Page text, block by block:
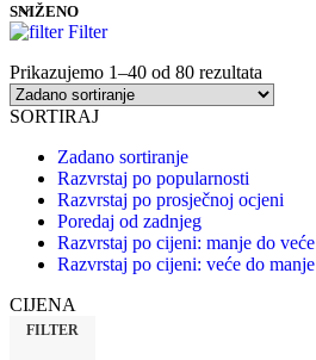
SNIŽENO
Filter
Prikazujemo 1–40 od 80 rezultata
SORTIRAJ
Zadano sortiranje
Razvrstaj po popularnosti
Razvrstaj po prosječnoj ocjeni
Poredaj od zadnjeg
Razvrstaj po cijeni: manje do veće
Razvrstaj po cijeni: veće do manje
CIJENA
FILTER